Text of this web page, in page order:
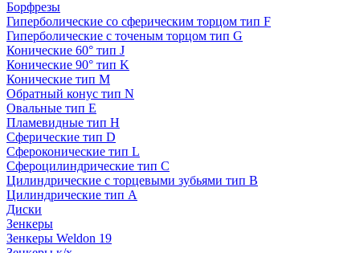
Борфрезы
Гиперболические cо сферическим торцом тип F
Гиперболические с точеным торцом тип G
Конические 60° тип J
Конические 90° тип K
Конические тип M
Обратный конус тип N
Овальные тип E
Пламевидные тип H
Сферические тип D
Сфероконические тип L
Сфероцилиндрические тип C
Цилиндрические с торцевыми зубьями тип B
Цилиндрические тип А
Диски
Зенкеры
Зенкеры Weldon 19